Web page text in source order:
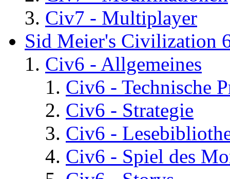
Civ7 - Multiplayer
Sid Meier's Civilization
Civ6 - Allgemeines
Civ6 - Technische
Civ6 - Strategie
Civ6 -
Civ6 - Spiel des